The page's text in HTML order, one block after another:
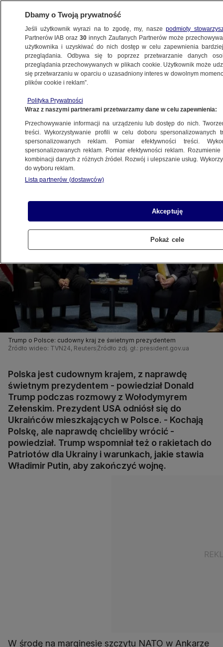
ŚWIAT
z Wołodymyrem Zełenskim wspomniał
o Polsce. "Cudowny kraj"
Oprac.Kuba Koprzywa
8.07.2026, 15:21
Posłuchaj artykułu
Trump o Polsce: cudowny kraj ze świetnym prezydentem
Źródło wideo: TVN24, Reuters Źródło zdj. gł.: president.gov.ua
Polska jest cudownym krajem, z naprawdę
świetnym prezydentem - powiedział Donald
Trump podczas rozmowy z Wołodymyrem
Zełenskim. Prezydent USA odniósł się do
Ukraińców mieszkających w Polsce. - Kochają
Polskę, ale naprawdę chcieliby wrócić -
powiedział. Trump wspomniał też o rakietach do
Patriotów dla Ukrainy i warunkach, jakie stawia
Władimir Putin, aby zakończyć wojnę.
W środę na marginesie szczytu NATO w Ankarze
Dbamy o Twoją prywatność
Jeśli użytkownik wyrazi na to zgodę, my, naszepodmioty
Partnerów IAB oraz30 innych Zaufanych Partnerów może
użytkownika i uzyskiwać do nich dostęp w celu zapewnienia
przeglądania. Odbywa się to poprzez przetwarzanie danych
przeglądania przechowywanych w plikach cookie. Użytkownik może
się przetwarzaniu w oparciu o uzasadniony interes w dowolnym
plików cookie i reklam”.
Polityka Prywatności
Wraz z naszymi partnerami przetwarzamy dane w celu zapewnienia:
Przechowywanie informacji na urządzeniu lub dostęp do nich.
treści. Wykorzystywanie profili w celu doboru spersonalizowanych
spersonalizowanych reklam. Pomiar efektywności treści.
spersonalizowanych reklam. Pomiar efektywności reklam.
kombinacji danych z różnych źródeł. Rozwój i ulepszanie usług.
do wyboru reklam.
Lista partnerów (dostawców)
Akceptuję
Pokaż cele